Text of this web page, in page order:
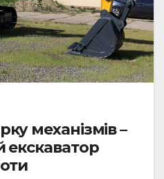
механізмів –
екскаватор